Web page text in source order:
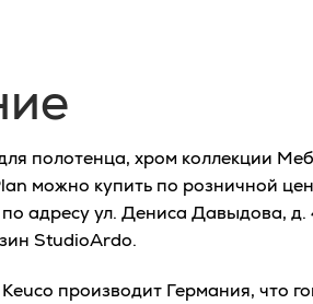
полотенца, хром коллекции
можно купить по розничной
адресу ул. Дениса Давыдова, д.
StudioArdo.
производит Германия, что